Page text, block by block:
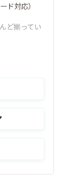
ド対応）
ど揃ってい